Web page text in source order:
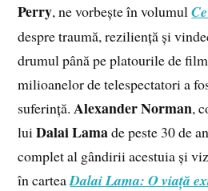
Perry, ne vorbește în volumul
despre traumă, reziliență și
drumul până pe platourile de
milioanelor de telespectatori a
suferință.Alexander Norman,
luiDalai Lamade peste 30 de
complet al gândirii acestuia și
în carteaDalai Lama: O viață